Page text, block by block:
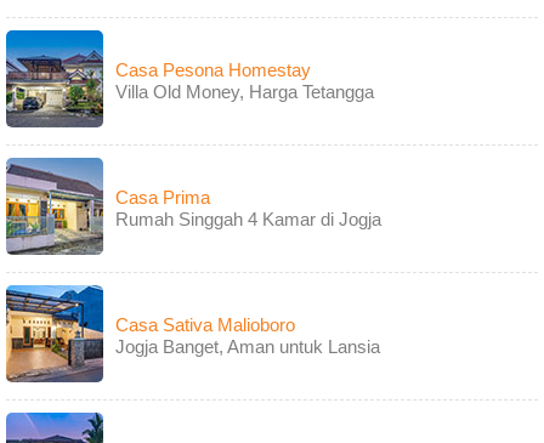
Casa Pesona Homestay
Villa Old Money, Harga Tetangga
Casa Prima
Rumah Singgah 4 Kamar di Jogja
Casa Sativa Malioboro
Jogja Banget, Aman untuk Lansia